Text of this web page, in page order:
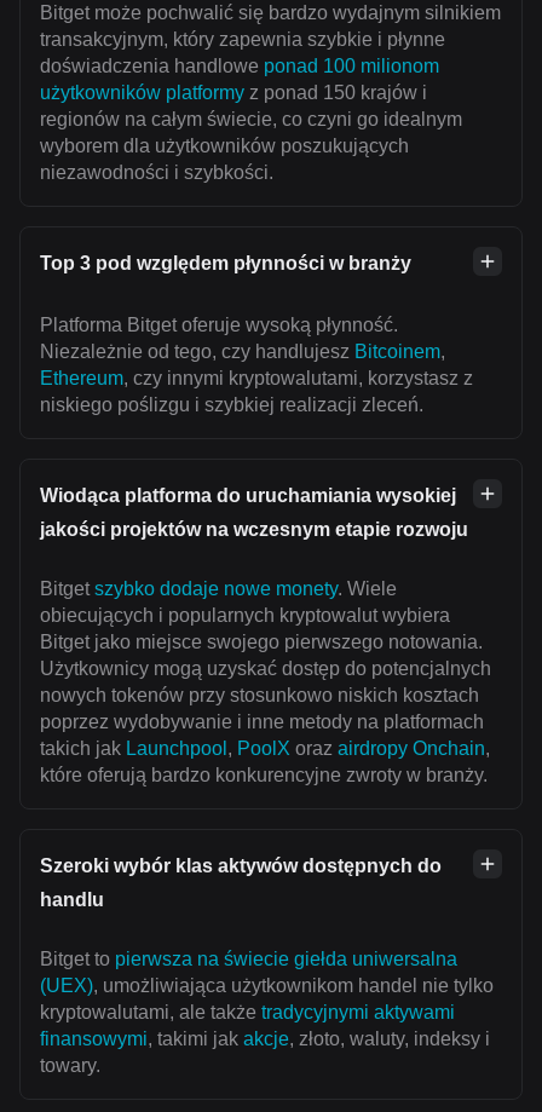
Bitget może pochwalić się bardzo wydajnym silnikiem
transakcyjnym, który zapewnia szybkie i płynne
doświadczenia handlowe ponad 100 milionom
użytkowników platformy z ponad 150 krajów i
regionów na całym świecie, co czyni go idealnym
wyborem dla użytkowników poszukujących
niezawodności i szybkości.
Top 3 pod względem płynności w branży
Platforma Bitget oferuje wysoką płynność.
Niezależnie od tego, czy handlujesz Bitcoinem,
Ethereum, czy innymi kryptowalutami, korzystasz z
niskiego poślizgu i szybkiej realizacji zleceń.
Wiodąca platforma do uruchamiania wysokiej
jakości projektów na wczesnym etapie rozwoju
Bitget szybko dodaje nowe monety. Wiele
obiecujących i popularnych kryptowalut wybiera
Bitget jako miejsce swojego pierwszego notowania.
Użytkownicy mogą uzyskać dostęp do potencjalnych
nowych tokenów przy stosunkowo niskich kosztach
poprzez wydobywanie i inne metody na platformach
takich jak Launchpool , PoolX oraz airdropy Onchain,
które oferują bardzo konkurencyjne zwroty w branży.
Szeroki wybór klas aktywów dostępnych do
handlu
Bitget to pierwsza na świecie giełda uniwersalna
(UEX), umożliwiająca użytkownikom handel nie tylko
kryptowalutami, ale także tradycyjnymi aktywami
finansowymi, takimi jak akcje, złoto, waluty, indeksy i
towary.